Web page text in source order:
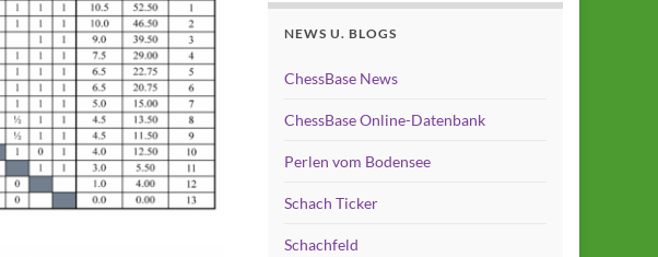
NEWS U. BLOGS
ChessBase News
ChessBase Online-Datenbank
Perlen vom Bodensee
Schach Ticker
Schachfeld